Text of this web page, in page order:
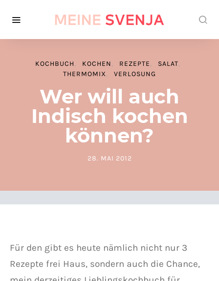
KOCHBUCH KOCHEN REZEPTE
SALAT
THERMOMIX
VERLOSUNG
Wer will auch
Indisch kochen
können?
POSTED ON
28. MAI 2012
Für den gibt es heute nämlich nicht nur 3
Rezepte frei Haus, sondern auch die Chance,